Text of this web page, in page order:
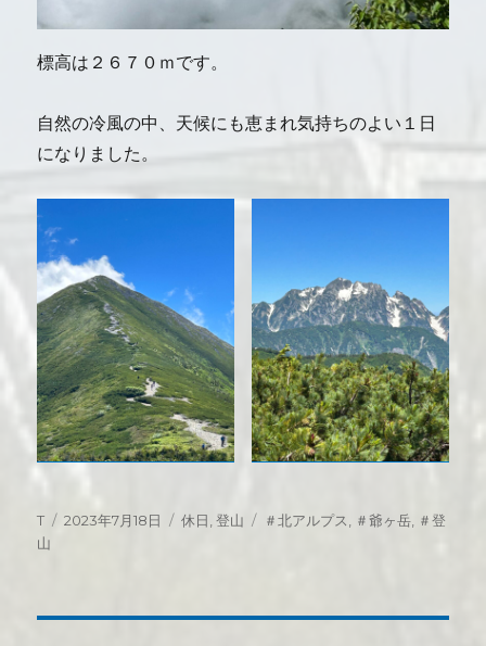
標高は２６７０ｍです。
自然の冷風の中、天候にも恵まれ気持ちのよい１日
になりました。
投
稿
T
投
2023年7月18日
カ
休日,登山
タ
＃北アルプス, ＃爺ヶ岳, ＃登
山